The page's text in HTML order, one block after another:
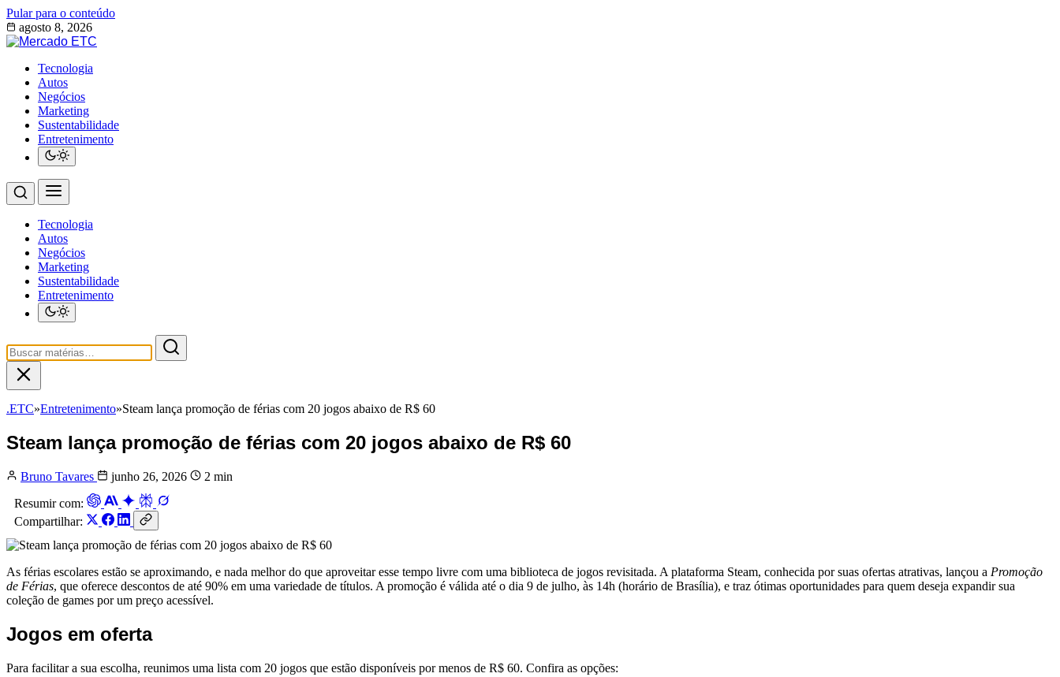
Pular para o conteúdo
agosto 8, 2026
Tecnologia
Autos
Negócios
Marketing
Sustentabilidade
Entretenimento
Tecnologia
Autos
Negócios
Marketing
Sustentabilidade
Entretenimento
.ETC»Entretenimento»Steam lança promoção de férias com 20 jogos abaixo de R$ 60
Steam lança promoção de férias com 20 jogos abaixo de R$ 60
Bruno Tavares junho 26, 2026
2 min
Resumir com:
Compartilhar:
As férias escolares estão se aproximando, e nada melhor do que aproveitar esse tempo livre com uma biblioteca de jogos revisitada. A plataforma Steam, conhecida por suas ofertas atrativas, lançou a Promoção
de Férias, que oferece descontos de até 90% em uma variedade de títulos. A promoção é válida até o dia 9 de julho, às 14h (horário de Brasília), e traz ótimas oportunidades para quem deseja expandir sua
coleção de games por um preço acessível.
Jogos em oferta
Para facilitar a sua escolha, reunimos uma lista com 20 jogos que estão disponíveis por menos de R$ 60. Confira as opções: